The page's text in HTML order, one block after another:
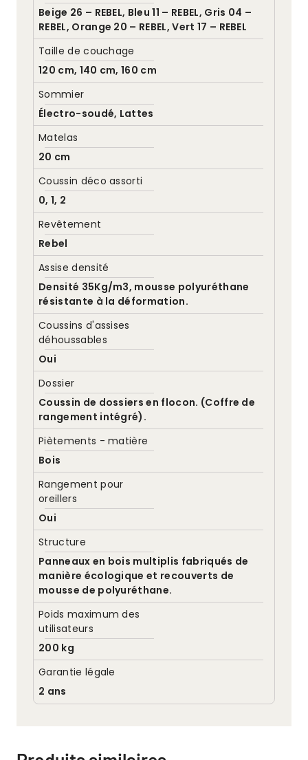
Beige 26 – REBEL, Bleu 11 – REBEL, Gris 04 –
REBEL, Orange 20 – REBEL, Vert 17 – REBEL
Taille de couchage
120 cm, 140 cm, 160 cm
Sommier
Électro-soudé, Lattes
Matelas
20 cm
Coussin déco assorti
0, 1, 2
Revêtement
Rebel
Assise densité
Densité 35Kg/m3, mousse polyuréthane
résistante à la déformation.
Coussins d'assises
déhoussables
Oui
Dossier
Coussin de dossiers en flocon. (Coffre de
rangement intégré).
Piètements - matière
Bois
Rangement pour
oreillers
Oui
Structure
Panneaux en bois multiplis fabriqués de
manière écologique et recouverts de
mousse de polyuréthane.
Poids maximum des
utilisateurs
200 kg
Garantie légale
2 ans